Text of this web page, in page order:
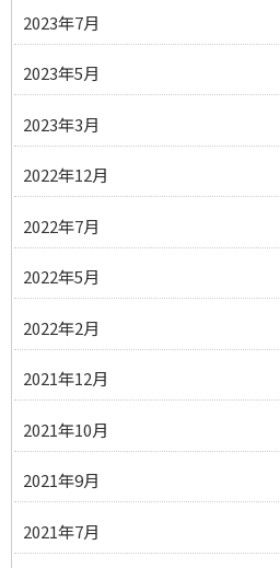
2023年7月
2023年5月
2023年3月
2022年12月
2022年7月
2022年5月
2022年2月
2021年12月
2021年10月
2021年9月
2021年7月